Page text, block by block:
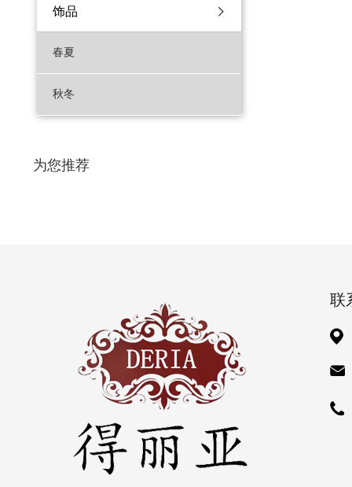
饰品
春夏
秋冬
为您推荐
联